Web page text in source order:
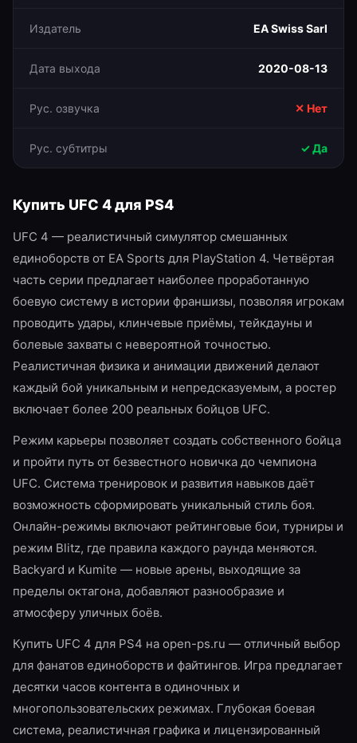
Издатель EA Swiss Sarl
Дата выхода 2020-08-13
Рус. озвучка ✕ Нет
Рус. субтитры ✓ Да
Купить UFC 4для PS4
UFC 4 — реалистичный симулятор смешанных
единоборств от EA Sports для PlayStation 4. Четвёртая
часть серии предлагает наиболее проработанную
боевую систему в истории франшизы, позволяя игрокам
проводить удары, клинчевые приёмы, тейкдауны и
болевые захваты с невероятной точностью.
Реалистичная физика и анимации движений делают
каждый бой уникальным и непредсказуемым, а ростер
включает более 200 реальных бойцов UFC.
Режим карьеры позволяет создать собственного бойца
и пройти путь от безвестного новичка до чемпиона
UFC. Система тренировок и развития навыков даёт
возможность сформировать уникальный стиль боя.
Онлайн-режимы включают рейтинговые бои, турниры и
режим Blitz, где правила каждого раунда меняются.
Backyard и Kumite — новые арены, выходящие за
пределы октагона, добавляют разнообразие и
атмосферу уличных боёв.
Купить UFC 4 для PS4 на open-ps.ru — отличный выбор
для фанатов единоборств и файтингов. Игра предлагает
десятки часов контента в одиночных и
многопользовательских режимах. Глубокая боевая
система, реалистичная графика и лицензированный